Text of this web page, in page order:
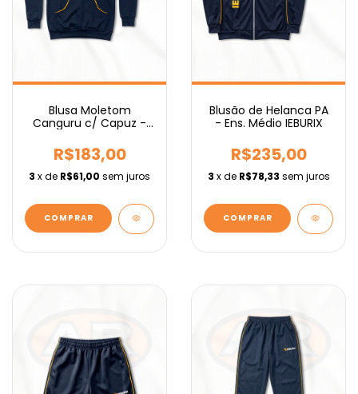
Blusa Moletom
Canguru c/ Capuz -
R$183,00
3 x de R$61,00 sem juros
COMPRAR
Blusão de Helanca PA
- Ens. Médio IEBURIX
R$235,00
3 x de R$78,33 sem juros
COMPRAR